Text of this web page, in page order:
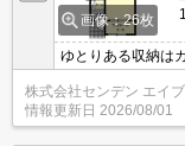
画像：26枚
ゆとりある収納は
株式会社センデン エイ
情報更新日 2026/08/01